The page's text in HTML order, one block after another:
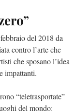
del 2018 da
contro l’arte che
che sposano l’idea
impattanti.
“teletrasportate”
del mondo: